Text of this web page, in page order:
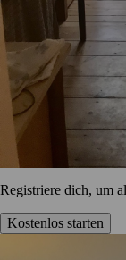
Registriere dich, um
Kostenlos starten